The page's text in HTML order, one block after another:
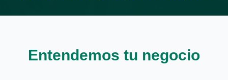
Entendemos tu negocio